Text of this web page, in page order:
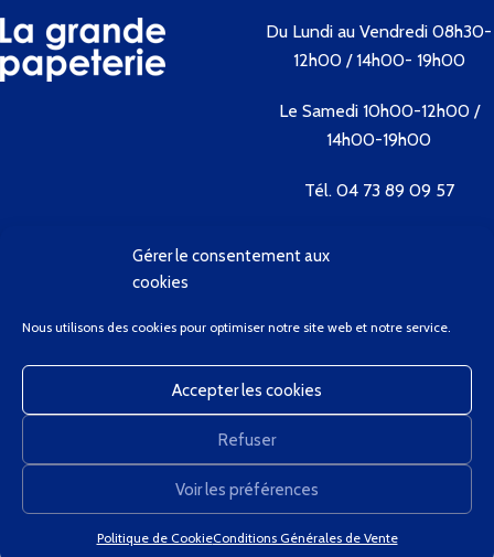
Gérer le consentement aux
cookies
Nous utilisons des cookies pour optimiser notre site web et notre service.
Accepter les cookies
Refuser
Voir les préférences
Politique de CookieConditions Générales de Vente
Du Lundi au Vendredi 08h30-
12h00 / 14h00- 19h00
Le Samedi 10h00-12h00 /
14h00-19h00
Tél. 04 73 89 09 57
Contactez-nous
Bienvenue
Client Privilège
Mon Compte
Panier
Nous utilisons des cookies pour améliorer votre expérience sur notre site
Web. En naviguant sur ce site, vous acceptez notre utilisation des cookies.
Mon compte
Privilège